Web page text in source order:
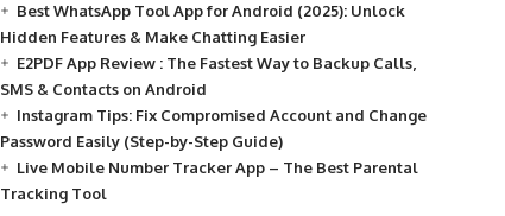
Best WhatsApp Tool App for Android (2025): Unlock
Hidden Features & Make Chatting Easier
E2PDF App Review : The Fastest Way to Backup Calls,
SMS & Contacts on Android
Instagram Tips: Fix Compromised Account and Change
Password Easily (Step-by-Step Guide)
Live Mobile Number Tracker App – The Best Parental
Tracking Tool